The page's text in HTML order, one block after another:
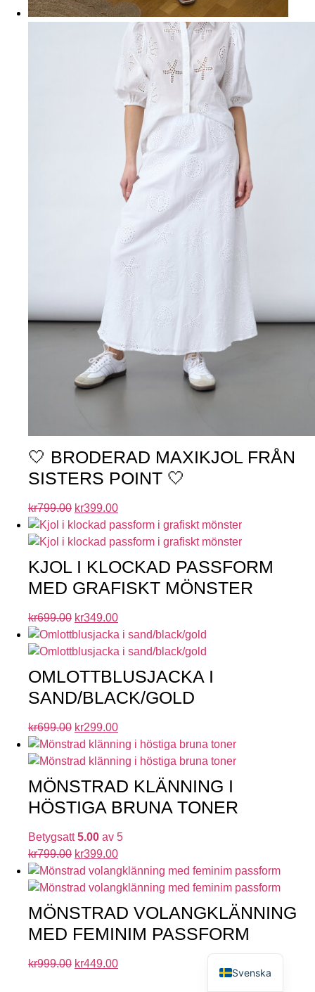
🤍 BRODERAD MAXIKJOL FRÅN
SISTERS POINT 🤍
kr799.00 kr399.00
KJOL I KLOCKAD PASSFORM
MED GRAFISKT MÖNSTER
kr699.00 kr349.00
OMLOTTBLUSJACKA I
SAND/BLACK/GOLD
kr699.00 kr299.00
MÖNSTRAD KLÄNNING I
HÖSTIGA BRUNA TONER
Betygsatt5.00 av 5
kr799.00 kr399.00
MÖNSTRAD VOLANGKLÄNNING
MED FEMINIM PASSFORM
kr999.00 kr449.00
Svenska